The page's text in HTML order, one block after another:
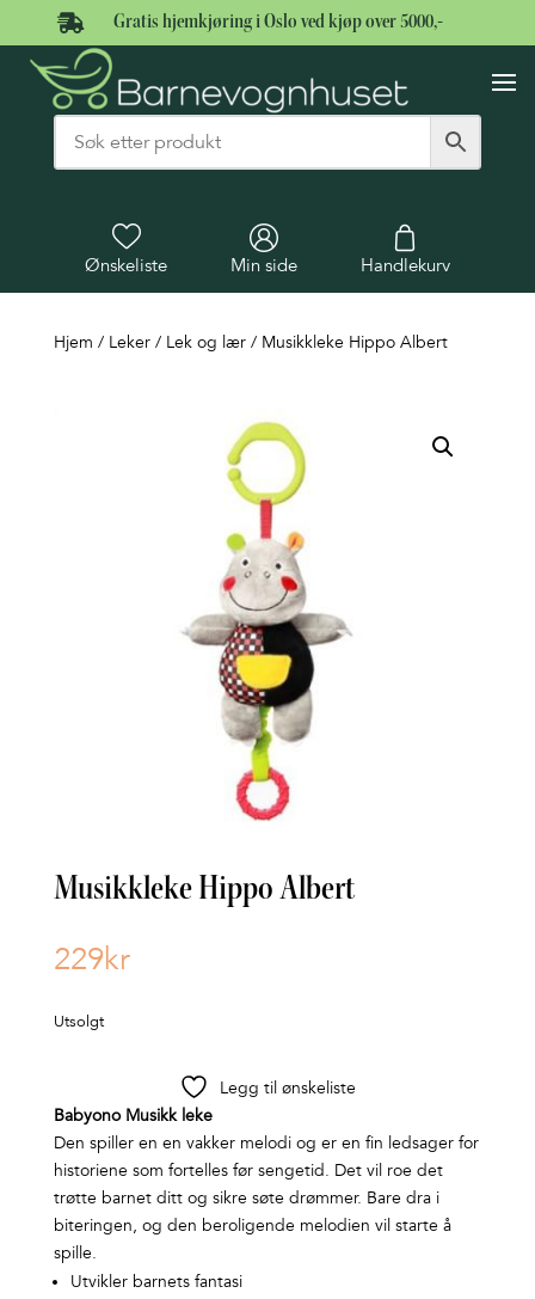
 Gratis hjemkjøring i Oslo ved kjøp over 5000,-
Ønskeliste Min side Handlekurv
Hjem / Leker/ Lek og lær/ Musikkleke Hippo Albert
Musikkleke Hippo Albert
229kr
Utsolgt
Legg til ønskeliste
Babyono Musikk leke
Den spiller en en vakker melodi og er en fin ledsager for
historiene som fortelles før sengetid. Det vil roe det
trøtte barnet ditt og sikre søte drømmer. Bare dra i
biteringen, og den beroligende melodien vil starte å
spille.
Utvikler barnets fantasi